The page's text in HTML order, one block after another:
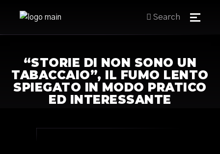
Search
“STORIE DI NON SONO UN
TABACCAIO”, IL FUMO LENTO
SPIEGATO IN MODO PRATICO
ED INTERESSANTE